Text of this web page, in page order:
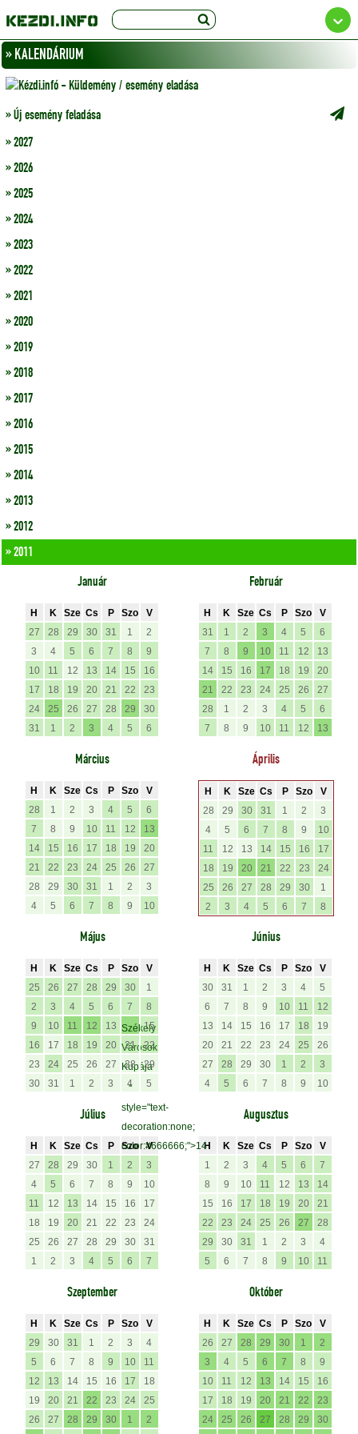
» KALENDÁRIUM
» Új esemény feladása
» 2027
» 2026
» 2025
» 2024
» 2023
» 2022
» 2021
» 2020
» 2019
» 2018
» 2017
» 2016
» 2015
» 2014
» 2013
» 2012
» 2011
Január
H K Sze Cs P Szo
V
27
28 29 30 31 1
2
3
4 5 6 7 8
9
10
11 12 13 14 15
16
17
18 19 20 21 22
23
24
25 26 27 28 29
30
31
1 2 3 4 5 6
Február
H K Sze Cs P Szo
V
31
1 2 3 4 5
6
7
8 9 10 11 12
13
14
15 16 17 18 19
20
21
22 23 24 25 26
27
28
1 2 3 4 5
6
7
8 9 10 11 12 13
Március
H K Sze Cs P Szo
V
28
1 2 3 4 5
6
7
8 9 10 11 12
13
14
15 16 17 18 19
20
21
22 23 24 25 26
27
28
29 30 31 1 2
3
4
5 6 7 8 9 10
Április
H K Sze Cs P Szo
V
28
29 30 31 1 2
3
4
5 6 7 8 9
10
11
12 13 14 15 16
17
18
19 20 21 22 23
24
25
26 27 28 29 30
1
2
3 4 5 6 7 8
Május
H K Sze Cs P Szo
V
25
26 27 28 29 30
1
2
3 4 5 6 7
8
9
10 11 12 13 Székely
Városok
Kupája
"
style="text-
decoration:none;
color:#666666;">14
15
16
17 18 19 20 21
22
23
24 25 26 27 28
29
30
31 1 2 3 4 5
Június
H K Sze Cs P Szo
V
30
31 1 2 3 4
5
6
7 8 9 10 11
12
13
14 15 16 17 18
19
20
21 22 23 24 25
26
27
28 29 30 1 2
3
4
5 6 7 8 9 10
Július
H K Sze Cs P Szo
V
27
28 29 30 1 2
3
4
5 6 7 8 9
10
11
12 13 14 15 16
17
18
19 20 21 22 23
24
25
26 27 28 29 30
31
1
2 3 4 5 6 7
Augusztus
H K Sze Cs P Szo
V
1
2 3 4 5 6
7
8
9 10 11 12 13
14
15
16 17 18 19 20
21
22
23 24 25 26 27
28
29
30 31 1 2 3
4
5
6 7 8 9 10 11
Szeptember
H K Sze Cs P Szo
V
29
30 31 1 2 3
4
5
6 7 8 9 10
11
12
13 14 15 16 17
18
19
20 21 22 23 24
25
26
27 28 29 30 1
2
Október
H K Sze Cs P Szo
V
26
27 28 29 30 1
2
3
4 5 6 7 8
9
10
11 12 13 14 15
16
17
18 19 20 21 22
23
24
25 26 27 28 29
30